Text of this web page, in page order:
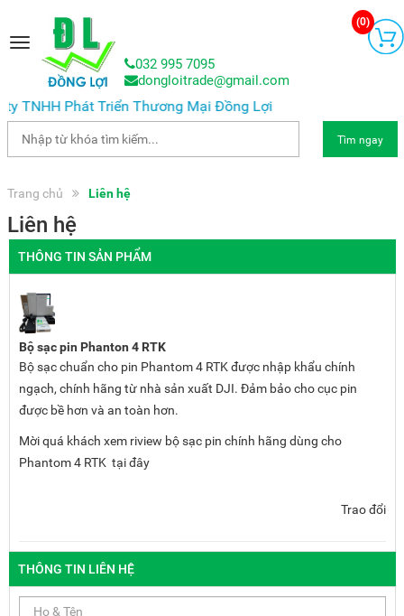
Toggle
navigation
032 995 7095
dongloitrade@gmail.com
(0)
TNHH Phát Triển Thương Mại Đồng Lợi
Tìm ngay
Trang chủ Liên hệ
Liên hệ
THÔNG TIN SẢN PHẨM
Bộ sạc pin Phanton 4 RTK
Bộ sạc chuẩn cho pin Phantom 4 RTK được nhập khẩu chính
ngạch, chính hãng từ nhà sản xuất DJI. Đảm bảo cho cục pin
được bề hơn và an toàn hơn.
Mời quá khách xem riview bộ sạc pin chính hãng dùng cho
Phantom 4 RTK tại đây
Trao đổi
THÔNG TIN LIÊN HỆ